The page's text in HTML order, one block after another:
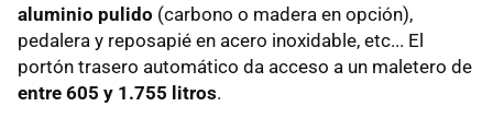
aluminio pulido (carbono o madera en opción),
pedalera y reposapié en acero inoxidable, etc... El
portón trasero automático da acceso a un maletero de
entre 605 y 1.755 litros.